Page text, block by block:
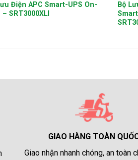
Điện APC Smart-UPS On-
– SRT3000XLI
Bộ
GIAO HÀNG TOÀN
Giao nhận nhanh chóng, an toàn